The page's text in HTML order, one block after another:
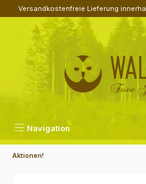
Zum Hauptinhalt springen
Versandkostenfreie Lieferung
Navigation
Aktionen!